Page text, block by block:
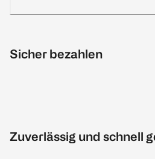
Sicher bezahlen
Zuverlässig und schnell